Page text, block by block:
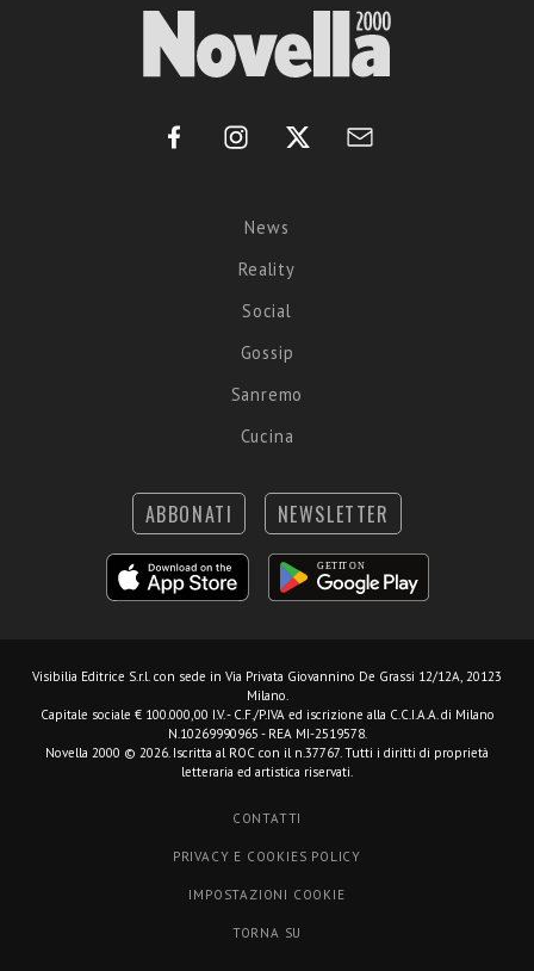
News
Reality
Social
Gossip
Sanremo
Cucina
ABBONATI NEWSLETTER
Visibilia Editrice S.r.l. con sede in Via Privata Giovannino De Grassi 12/12A, 20123
Milano.
Capitale sociale € 100.000,00 I.V. - C.F./P.IVA ed iscrizione alla C.C.I.A.A. di Milano
N.10269990965 - REA MI-2519578.
Novella 2000 © 2026. Iscritta al ROC con il n.37767. Tutti i diritti di proprietà
letteraria ed artistica riservati.
CONTATTI
PRIVACY E COOKIES POLICY
IMPOSTAZIONI COOKIE
TORNA SU